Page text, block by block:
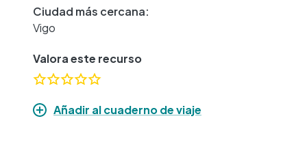
Ciudad más cercana:
Vigo
Valora este recurso
Añadir al cuaderno de viaje